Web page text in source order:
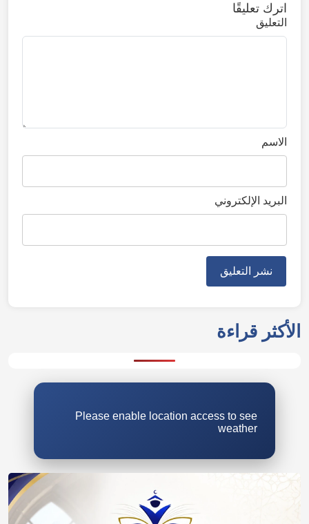
اترك تعليقًا
التعليق
الاسم
البريد الإلكتروني
الأكثر قراءة
Please enable location access to see
weather